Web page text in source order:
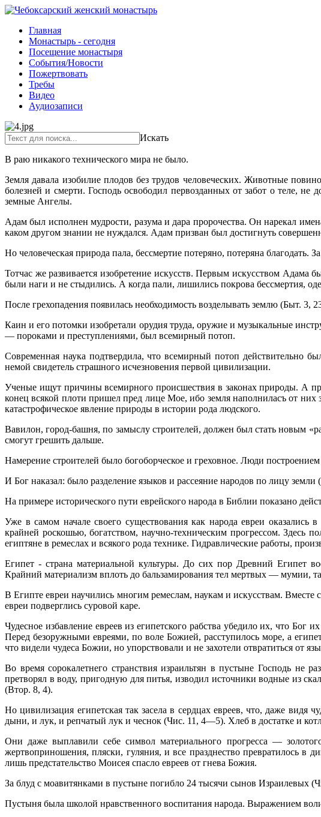
Главная
Монастырь - сегодня
Посещение монастыря
События/Новости
Пожертвовать
Требы
Видео
Аудиозаписи
Искать
В раю никакого технического мира не было.
Земля давала изобилие плодов без трудов человеческих. Животные
болезней и смерти. Гос­подь освободил первозданных от забот о теле,
земные Ангелы.
Адам был исполнен мудрости, разума и дара пророчества. Он нарекал
каком другом знании не нуждался. Адам призван был достигнуть
Но человеческая природа пала, бессмертие потеряно, потеряна
Тотчас же развивается изобретение искусств. Первым искусством
были наги и не стыдились. А когда пали, лишились покрова бессмертия,
После грехопадения появилась необходимость возделывать землю (Быт. 3,
Каин и его потомки изобретали орудия труда, оружие и музыкальные
— пороками и преступле­ниями, был всемирный потоп.
Современная наука подтвердила, что всемирный потоп действительно
немой свидетель страшного исчезновения первой цивилизации.
Ученые ищут причины всемирного происшествия в законах природы. А
конец всякой плоти пришел пред лице Мое, ибо земля наполниласъ от
катастрофическое явление природы в истории рода людского.
Вавилон, город-башня, по замыслу строителей, должен был стать новым
смогут грешить дальше.
Намерение строителей было богоборческое и греховное. Люди
И Бог наказал: было разделение языков и рассеяние народов по лицу земли
На примере исторического пути еврейского народа в Библии показано
Уже в самом начале своего существования как народа евреи
крайней роскошью, богатством, научно-техническим прогрессом. Здесь
египтяне в ремеслах и всякого рода технике. Гидравлические работы,
Египет - страна материальной культуры. До сих пор Древний Египет
Крайний материализм вплоть до бальзамирования тел мертвых — мумии,
В Египте евреи научились многим ремеслам, наукам и искусствам. Вместе
евреи подверглись суровой каре.
Чудесное избавление евреев из египетского рабства убедило их, что Бог
Перед безоружными евреями, по воле Божией, расступилось море, а
что видели чудеса Божии, но упорствовали и не захотели отвратиться от
Во время сорокалетнего странствия израильтян в пустыне Господь
претворял в воду, пригодную для питья, изводил источники водные из
(Втор. 8, 4).
Но цивилизация египетская так засела в сердцах евреев, что, даже
дыни, и лук, и репчатый лук и чеснок (Чис. 11, 4—5). Хлеб в достатке и
Они даже выплавили себе символ материального прогресса —
жертвоприношения, пляски, гуляния, и все празднество превратилось в
лишь предстательство Моисея спасло евреев от гнева Божия.
За блуд с моавитянками в пустыне погибло 24 тысячи сынов Израилевых
Пустыня была школой нравственного воспитания народа. Выражением